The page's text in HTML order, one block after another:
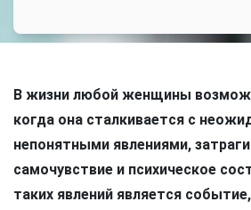
В жизни любой женщины
когда она сталкивается с
непонятными явлениями,
самочувствие и психическое
таких явлений является